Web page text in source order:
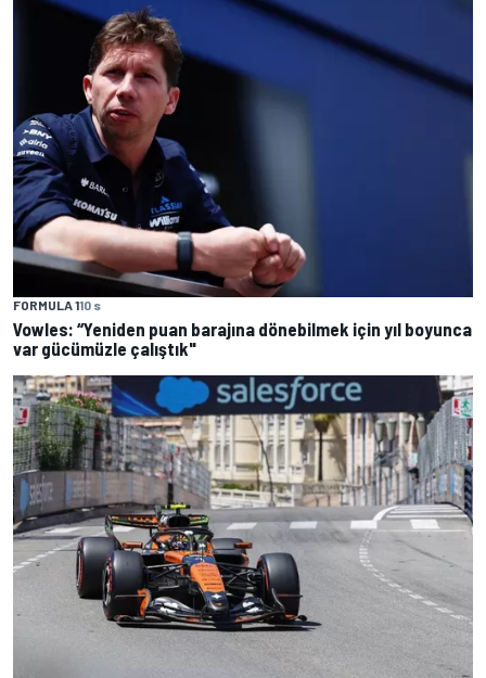
FORMULA 110 s
Vowles: “Yeniden puan barajına dönebilmek için yıl boyunca
var gücümüzle çalıştık"